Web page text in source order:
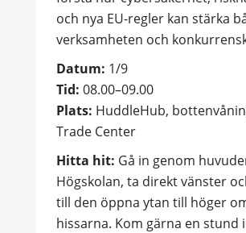
och nya EU-regler kan stärka
verksamheten och
Datum: 1/9
Tid: 08.00–09.00
Plats: HuddleHub,
Trade Center
Hitta hit: Gå in genom
Högskolan, ta direkt vänster
till den öppna ytan till höger
hissarna. Kom gärna en stund